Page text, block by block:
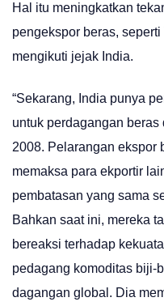
Hal itu meningkatkan
pengekspor beras,
mengikuti jejak India.
“Sekarang, India punya
untuk perdagangan
2008. Pelarangan ekspor
memaksa para ekportir
pembatasan yang sama
Bahkan saat ini, mereka
bereaksi terhadap
pedagang komoditas biji-
dagangan global. Dia